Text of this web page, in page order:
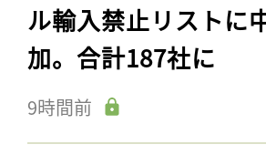
ル輸入禁止リストに
加。合計187社に
9時間前